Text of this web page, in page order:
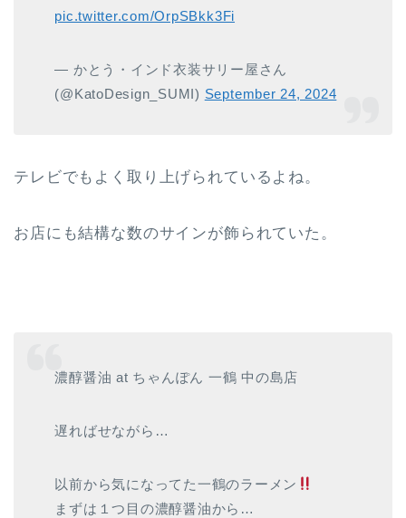
pic.twitter.com/OrpSBkk3Fi
— かとう・インド衣装サリー屋さん
(@KatoDesign_SUMI) September 24, 2024
テレビでもよく取り上げられているよね。
お店にも結構な数のサインが飾られていた。
濃醇醤油 at ちゃんぽん 一鶴 中の島店
遅ればせながら…
以前から気になってた一鶴のラーメン
まずは１つ目の濃醇醤油から…